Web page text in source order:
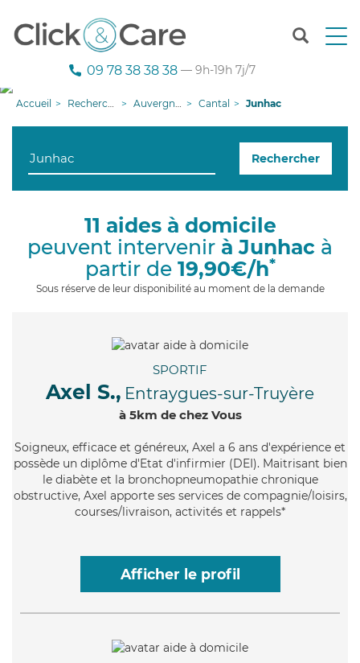
T
n
g
09 78 38 38 38 — 9h-19h 7j/7
Accueil Recherche aide à domicile Auvergne-Rhône-Alpes Cantal Junhac
Rechercher
11 aides à domicile
peuvent intervenir à Junhac à
partir de 19,90€/h*
Sous réserve de leur disponibilité au moment de la demande
SPORTIF
Axel S., Entraygues-sur-Truyère
à 5km de chez Vous
Soigneux, efficace et généreux, Axel a 6 ans d'expérience et
possède un diplôme d'Etat d'infirmier (DEI). Maitrisant bien
le diabète et la bronchopneumopathie chronique
obstructive, Axel apporte ses services de compagnie/loisirs,
courses/livraison, activités et rappels*
Afficher le profil